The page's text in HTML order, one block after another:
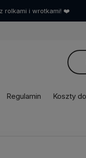
dobierzemy sprzęt
Regulamin Koszty